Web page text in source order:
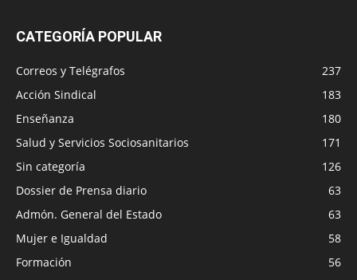
CATEGORÍA POPULAR
Correos y Telégrafos
237
Acción Sindical
183
Enseñanza
180
Salud y Servicios Sociosanitarios
171
Sin categoría
126
Dossier de Prensa diario
63
Admón. General del Estado
63
Mujer e Igualdad
58
Formación
56